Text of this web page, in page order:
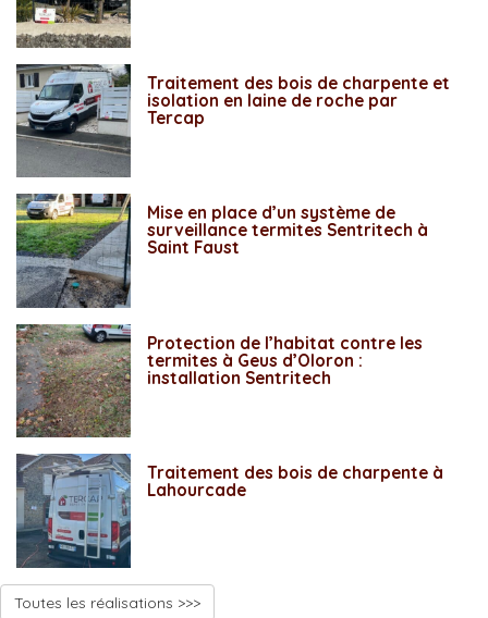
Traitement des bois de charpente et
isolation en laine de roche par
Tercap
Mise en place d’un système de
surveillance termites Sentritech à
Saint Faust
Protection de l’habitat contre les
termites à Geus d’Oloron :
installation Sentritech
Traitement des bois de charpente à
Lahourcade
Toutes les réalisations >>>